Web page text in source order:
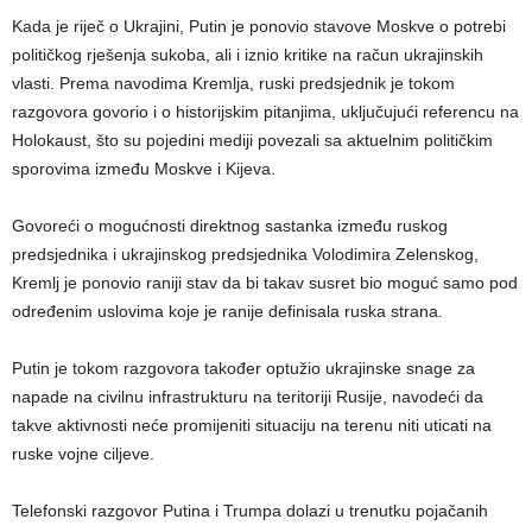
Kada je riječ o Ukrajini, Putin je ponovio stavove Moskve o potrebi
političkog rješenja sukoba, ali i iznio kritike na račun ukrajinskih
vlasti. Prema navodima Kremlja, ruski predsjednik je tokom
razgovora govorio i o historijskim pitanjima, uključujući referencu na
Holokaust, što su pojedini mediji povezali sa aktuelnim političkim
sporovima između Moskve i Kijeva.
Govoreći o mogućnosti direktnog sastanka između ruskog
predsjednika i ukrajinskog predsjednika Volodimira Zelenskog,
Kremlj je ponovio raniji stav da bi takav susret bio moguć samo pod
određenim uslovima koje je ranije definisala ruska strana.
Putin je tokom razgovora također optužio ukrajinske snage za
napade na civilnu infrastrukturu na teritoriji Rusije, navodeći da
takve aktivnosti neće promijeniti situaciju na terenu niti uticati na
ruske vojne ciljeve.
Telefonski razgovor Putina i Trumpa dolazi u trenutku pojačanih